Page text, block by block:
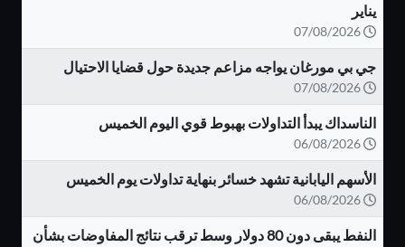
يناير
جي بي مورغان يواجه مزاعم جديدة حول قضايا الاحتيال
الناسداك يبدأ التداولات بهبوط قوي اليوم الخميس
الأسهم اليابانية تشهد خسائر بنهاية تداولات يوم الخميس
النفط يبقى دون 80 دولار وسط ترقب نتائج المفاوضات بشأن